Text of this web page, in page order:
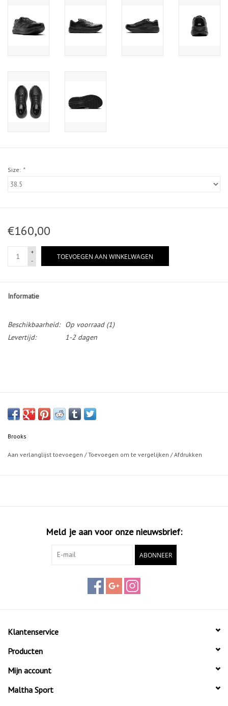
Size: *
€160,00
+
-
TOEVOEGEN AAN WINKELWAGEN
Informatie
Beschikbaarheid: Op voorraad(1)
Levertijd:
1-2 dagen
Brooks
Aan verlanglijst toevoegen /Toevoegen om te vergelijken /Afdrukken
Meld je aan voor onze nieuwsbrief:
ABONNEER
Klantenservice
Producten
Mijn account
Maltha Sport